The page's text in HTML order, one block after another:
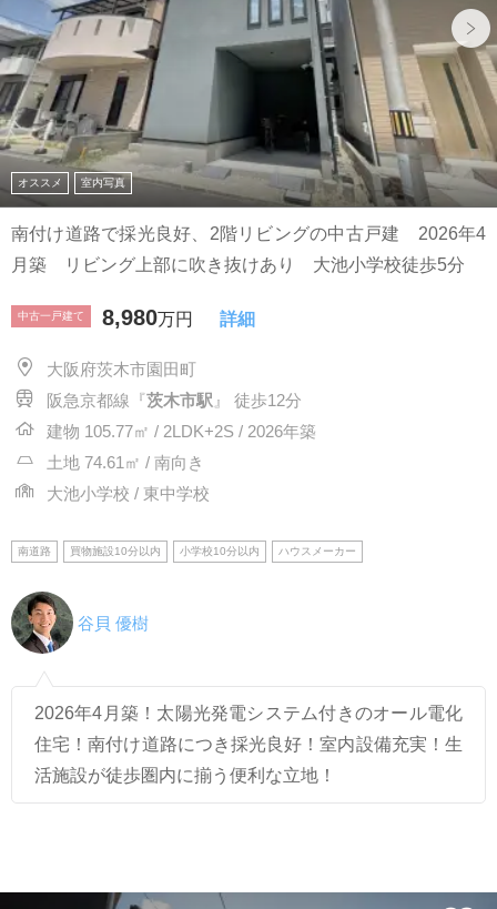
オススメ 室内写真
南付け道路で採光良好、2階リビングの中古戸建 2026年4
月築 リビング上部に吹き抜けあり 大池小学校徒歩5分
中古一戸建て 8,980万円 詳細
大阪府茨木市園田町
阪急京都線『茨木市駅 』 徒歩12分
建物 105.77㎡ / 2LDK+2S / 2026年築
土地 74.61㎡ / 南向き
大池小学校 / 東中学校
南道路 買物施設10分以内 小学校10分以内 ハウスメーカー
谷貝 優樹
2026年4月築！太陽光発電システム付きのオール電化
住宅！南付け道路につき採光良好！室内設備充実！生
活施設が徒歩圏内に揃う便利な立地！